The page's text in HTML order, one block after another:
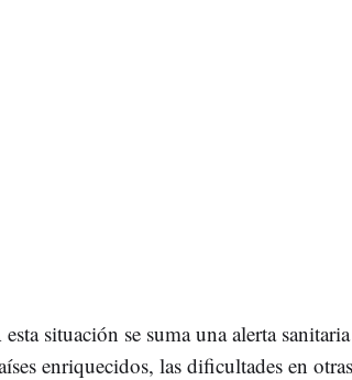
esta situación se suma una alerta
enriquecidos, las dificultades en